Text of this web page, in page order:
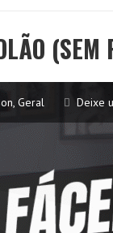
, Geral Deixe